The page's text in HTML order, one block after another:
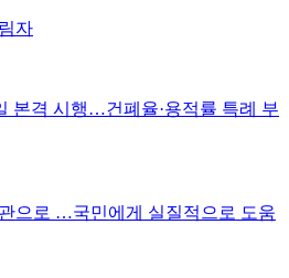
자
본격 시행…건폐율·용적률 특례 부
으로 …국민에게 실질적으로 도움